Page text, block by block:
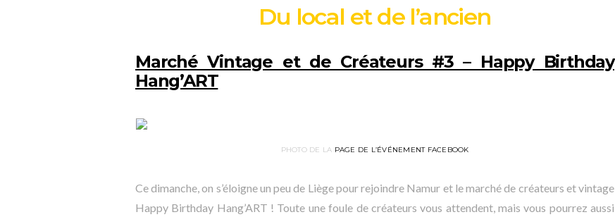
Du local et de l’ancien
Marché Vintage et de Créateurs #3 – Happy Birthday
Hang’ART
PHOTO DE LA PAGE DE L’ÉVÉNEMENT FACEBOOK
Ce dimanche, on s’éloigne un peu de Liège pour rejoindre Namur et le marché de créateurs et vintage
Happy Birthday Hang’ART ! Toute une foule de créateurs vous attendent, mais vous pourrez aussi